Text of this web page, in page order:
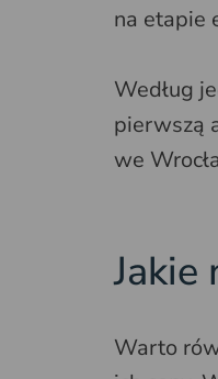
na etapie
Według
pierwszą
we
Jakie
Warto